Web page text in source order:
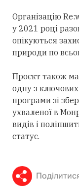
Організацію
у 2021 році
опікуються
природи по
Проєкт також
одну з ключових
програми зі
ухваленої в
видів і
статус.